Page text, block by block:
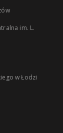
im. L.
w Łodzi